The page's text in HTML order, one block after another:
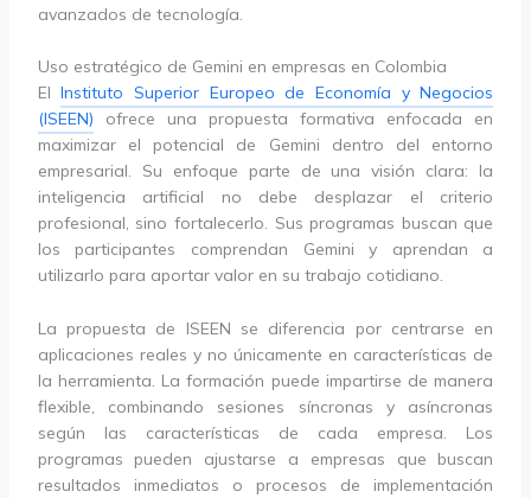
avanzados de tecnología.
Uso estratégico de Gemini en empresas en Colombia
ElInstituto Superior Europeo de Economía y Negocios
(ISEEN) ofrece una propuesta formativa enfocada en
maximizar el potencial de Gemini dentro del entorno
empresarial. Su enfoque parte de una visión clara: la
inteligencia artificial no debe desplazar el criterio
profesional, sino fortalecerlo. Sus programas buscan que
los participantes comprendan Gemini y aprendan a
utilizarlo para aportar valor en su trabajo cotidiano.
La propuesta de ISEEN se diferencia por centrarse en
aplicaciones reales y no únicamente en características de
la herramienta. La formación puede impartirse de manera
flexible, combinando sesiones síncronas y asíncronas
según las características de cada empresa. Los
programas pueden ajustarse a empresas que buscan
resultados inmediatos o procesos de implementación